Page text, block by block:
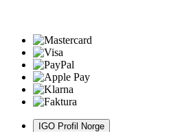
IGO Profil Norge